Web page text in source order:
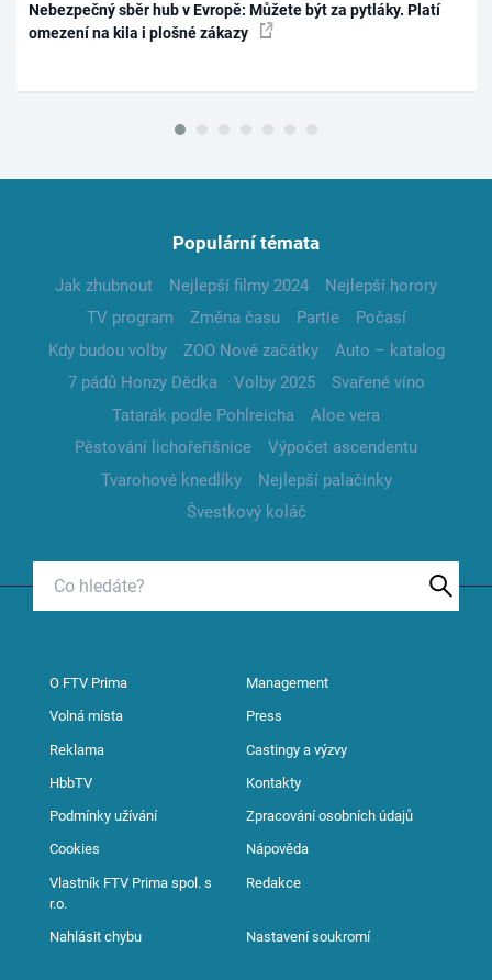
Nebezpečný sběr hub v Evropě: Můžete být za pytláky. Platí
omezení na kila i plošné zákazy
Populární témata
Jak zhubnout Nejlepší filmy 2024
Nejlepší horory
TV program
Změna času Partie
Počasí
Kdy budou volby
ZOO Nové začátky
Auto – katalog
7 pádů Honzy Dědka
Volby 2025
Svařené víno
Tatarák podle Pohlreicha
Aloe vera
Pěstování lichořeřišnice
Výpočet ascendentu
Tvarohové knedlíky
Nejlepší palačinky
Švestkový koláč
O FTV Prima Management
Volná místa Press
Reklama Castingy a výzvy
HbbTV Kontakty
Podmínky užívání Zpracování osobních údajů
Cookies Nápověda
Vlastník FTV Prima spol. s
r.o.
Redakce
Nahlásit chybu Nastavení soukromí